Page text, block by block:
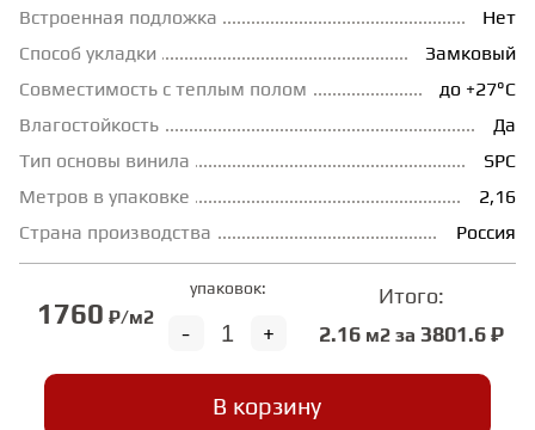
ТЕРМОПАРКЕТ
ЭКОМАССИВ
МАССИВНАЯ ДОСКА
ИСКУССТВЕННАЯ ТРАВА
Встроенная подложка
Нет
Способ укладки
Замковый
Совместимость с теплым полом
до +27°С
Влагостойкость
Да
Тип основы винила
SPC
Метров в упаковке
2,16
Страна производства
Россия
1760 ₽/м2
упаковок:
+
-
Итого:
2.16м2 за 3801.6 ₽
В корзину